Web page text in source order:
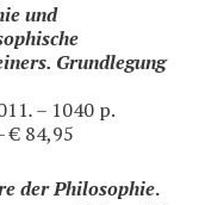
und
Grundlegung
. – 1040 p.
€ 84,95
der Philosophie.